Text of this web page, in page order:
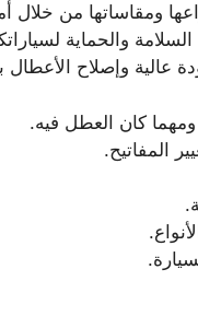
ومقاساتها من خلال
السلامة والحماية
عالية وإصلاح
كان العطل فيه.
المفاتيح.